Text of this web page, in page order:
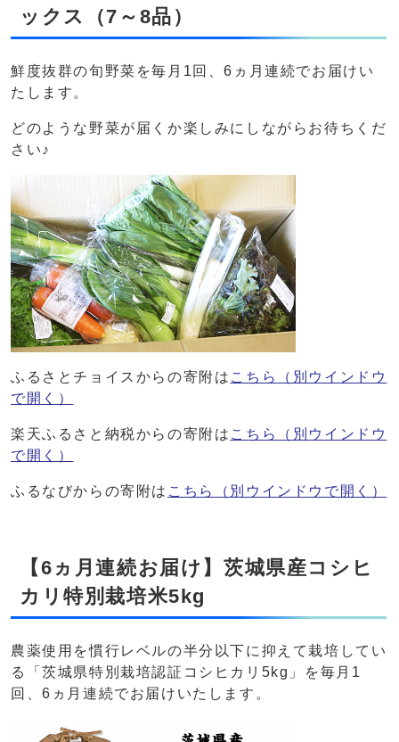
ックス（7～8品）
鮮度抜群の旬野菜を毎月1回、6ヵ月連続でお届けい
たします。
どのような野菜が届くか楽しみにしながらお待ちくだ
さい♪
ふるさとチョイスからの寄附は こちら
（別ウインドウ
で開く）
楽天ふるさと納税からの寄附は こちら
（別ウインドウ
で開く）
ふるなびからの寄附は こちら （別ウインドウで開く）
【6ヵ月連続お届け】茨城県産コシヒ
カリ特別栽培米5kg
農薬使用を慣行レベルの半分以下に抑えて栽培してい
る「茨城県特別栽培認証コシヒカリ5kg」を毎月1
回、6ヵ月連続でお届けいたします。